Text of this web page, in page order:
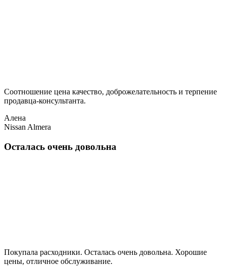
Соотношение цена качество, доброжелательность и терпение
продавца-консультанта.
Алена
Nissan Almera
Осталась очень довольна
Покупала расходники. Осталась очень довольна. Хорошие
цены, отличное обслуживание.